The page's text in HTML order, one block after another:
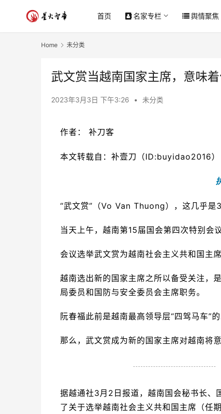
首页 名家专栏 舆情聚焦
Home 未分类
武文赏当越南国家主席，意味着
2023年3月3日 下午3:26 • 未分类
作者： 补刀客
本文转载自：补壹刀（ID:buyidao2016）
“武文赏”（Vo Van Thuong），这几乎是
当天上午，越南第15届国会第四次特别会
会议选举武文赏为越南社会主义共和国主席
越南选出新的国家主席之所以备受关注，
局委员和国防与安全委员会主席职务。
阮春福此前是越南最高领导层“四驾马车”
那么，武文赏成为新的国家主席对越南将意
据越通社3月2日报道，越南国会秘书长、
了关于选举越南社会主义共和国主席（任